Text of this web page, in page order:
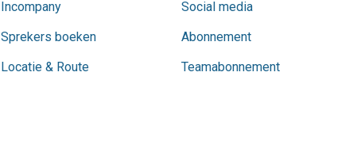
Incompany
Sprekers boeken
Locatie & Route
Social media
Abonnement
Teamabonnement